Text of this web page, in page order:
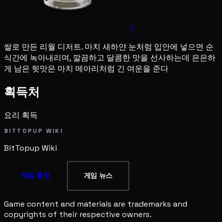
1
쌀로 만든 리월 디저트. 마치 새하얀 눈처럼 입안에 넣으면 순
식간에 녹아내리며, 깔끔하고 달콤한 맛을 선사하는데 은은하
게 남은 뒷맛은 마치 메아리처럼 긴 여운을 준다
획득처
요리 획득
BITTOPUP WIKI
BitTopup Wiki
게임 충전 게임 뉴스
Game content and materials are trademarks and
copyrights of their respective owners.